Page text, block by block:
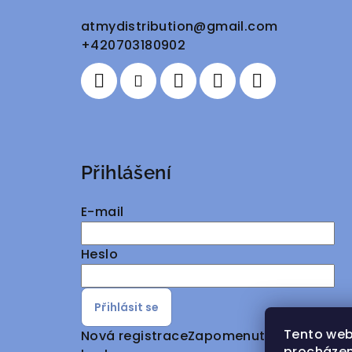
Tento
atmydistribution@gmail.com
+420703180902
Přihlášení
E-mail
Heslo
Přihlásit se
Nová registraceZapomenuté